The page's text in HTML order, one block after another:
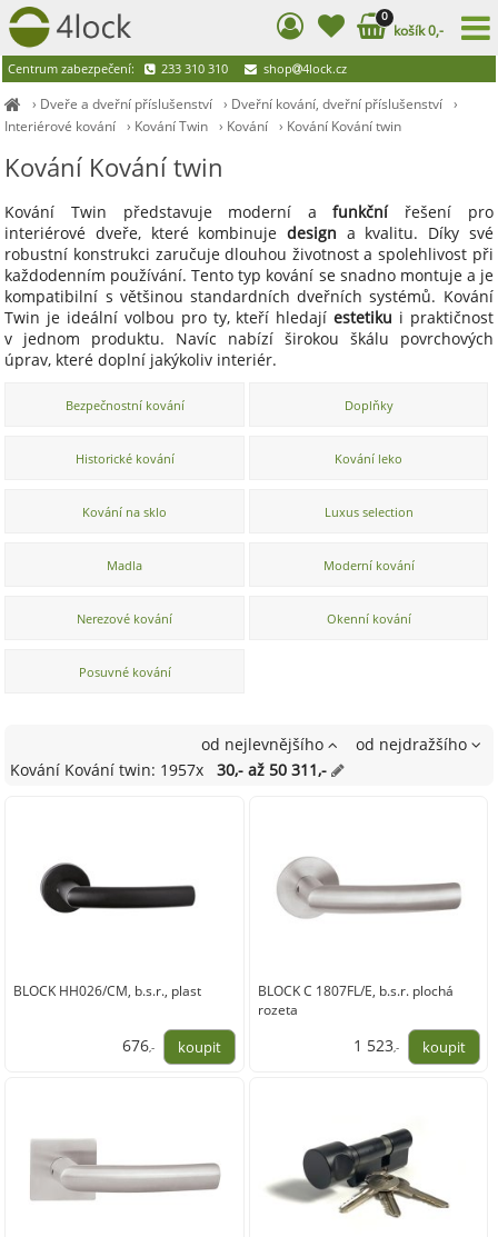
› Dveře a dveřní příslušenství › Dveřní kování, dveřní příslušenství ›
Interiérové kování › Kování Twin › Kování › Kování Kování twin
Kování Kování twin
Kování Twin představuje moderní afunkčnířešení pro
interiérové dveře, které kombinuje design a kvalitu. Díky své
robustní konstrukci zaručuje dlouhou životnost a spolehlivost při
každodenním používání. Tento typ kování se snadno montuje a je
kompatibilní s většinou standardních dveřních systémů. Kování
Twin je ideální volbou pro ty, kteří hledají estetiku i praktičnost
v jednom produktu. Navíc nabízí širokou škálu povrchových
úprav, které doplní jakýkoliv interiér.
Bezpečnostní kování Doplňky
Historické kování Kování leko
Kování na sklo Luxus selection
Madla Moderní kování
Nerezové kování Okenní kování
Posuvné kování
od nejlevnějšího
od nejdražšího
Kování Kování twin: 1957x
30,- až 50 311,-
BLOCK HH026/CM, b.s.r., plast
676,-
BLOCK C 1807FL/E, b.s.r. plochá
rozeta
1 523,-
0
košík 0,-
Centrum zabezpečení: 233 310 310 shop 4lock.cz